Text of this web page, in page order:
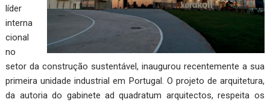
líder
interna
cional
no
setor da construção sustentável, inaugurou recentemente a sua
primeira unidade industrial em Portugal. O projeto de arquitetura,
da autoria do gabinete ad quadratum arquitectos, respeita os